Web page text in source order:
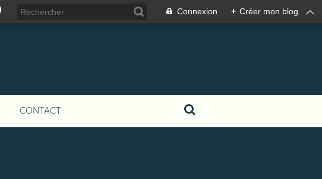
Connexion + Créer mon blog
CONTACT